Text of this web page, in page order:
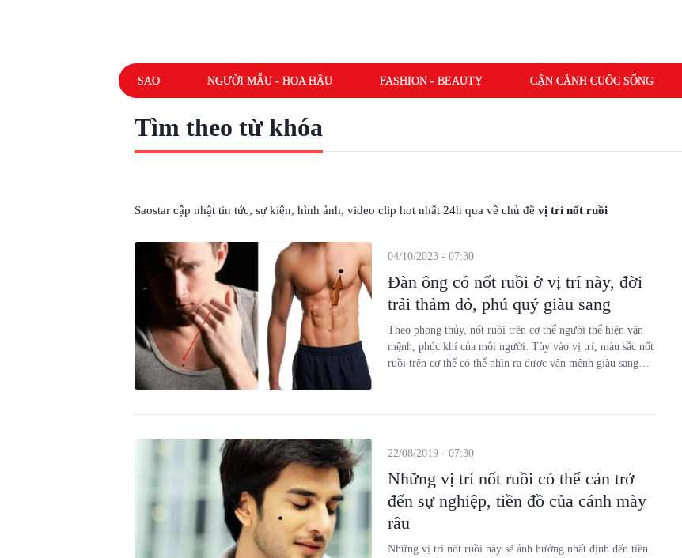
SAO NGƯỜI MẪU - HOA HẬU FASHION - BEAUTY CẬN CẢNH CUỘC SỐNG
Tìm theo từ khóa
Saostar cập nhật tin tức, sự kiện, hình ảnh, video clip hot nhất 24h qua về chủ đề vị trí nốt ruồi
Đàn ông có nốt ruồi ở vị trí này, đời
trải thảm đỏ, phú quý giàu sang
04/10/2023 - 07:30
Theo phong thủy, nốt ruồi trên cơ thể người thể hiện vận
mệnh, phúc khí của mỗi người. Tùy vào vị trí, màu sắc nốt
ruồi trên cơ thể có thể nhìn ra được vận mệnh giàu sang
Những vị trí nốt ruồi có thể cản trở
đến sự nghiệp, tiền đồ của cánh mày
râu
22/08/2019 - 07:30
Những vị trí nốt ruồi này sẽ ảnh hưởng nhất định đến tiền